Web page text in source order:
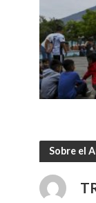
Sobre el